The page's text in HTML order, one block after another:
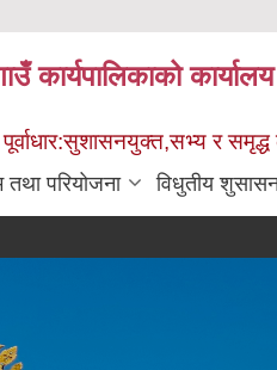
कार्यपालिकाको कार्यालय
र
तथा परियोजना विधुतीय